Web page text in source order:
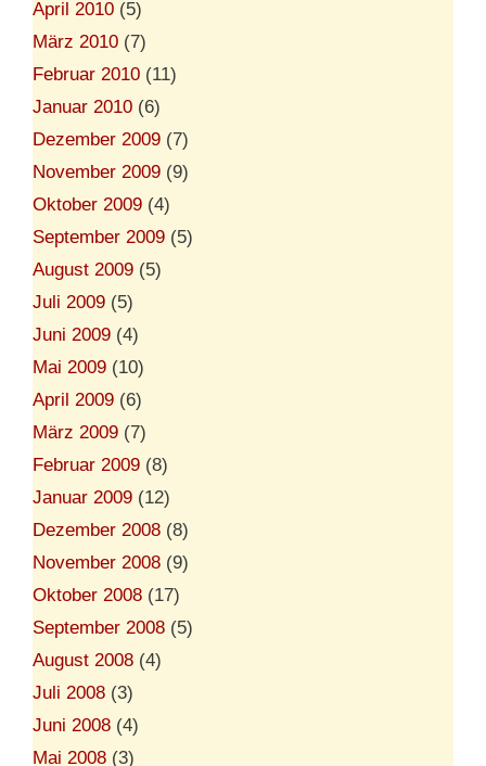
April 2010 (5)
März 2010 (7)
Februar 2010 (11)
Januar 2010 (6)
Dezember 2009 (7)
November 2009 (9)
Oktober 2009 (4)
September 2009 (5)
August 2009 (5)
Juli 2009 (5)
Juni 2009 (4)
Mai 2009 (10)
April 2009 (6)
März 2009 (7)
Februar 2009 (8)
Januar 2009 (12)
Dezember 2008 (8)
November 2008 (9)
Oktober 2008 (17)
September 2008 (5)
August 2008 (4)
Juli 2008 (3)
Juni 2008 (4)
Mai 2008 (3)